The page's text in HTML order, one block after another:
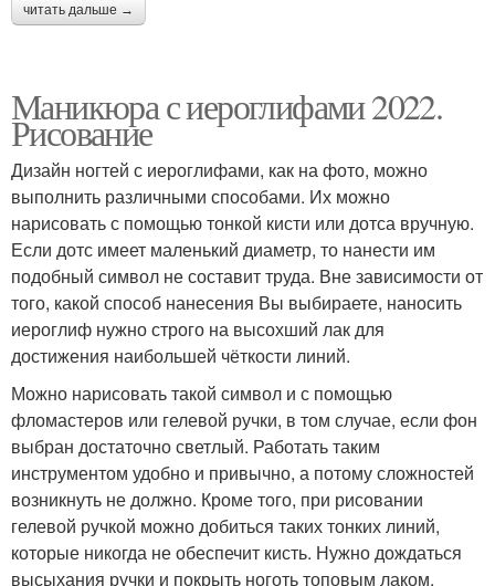
читать дальше →
Маникюра с иероглифами 2022.
Рисование
Дизайн ногтей с иероглифами, как на фото, можно
выполнить различными способами. Их можно
нарисовать с помощью тонкой кисти или дотса вручную.
Если дотс имеет маленький диаметр, то нанести им
подобный символ не составит труда. Вне зависимости от
того, какой способ нанесения Вы выбираете, наносить
иероглиф нужно строго на высохший лак для
достижения наибольшей чёткости линий.
Можно нарисовать такой символ и с помощью
фломастеров или гелевой ручки, в том случае, если фон
выбран достаточно светлый. Работать таким
инструментом удобно и привычно, а потому сложностей
возникнуть не должно. Кроме того, при рисовании
гелевой ручкой можно добиться таких тонких линий,
которые никогда не обеспечит кисть. Нужно дождаться
высыхания ручки и покрыть ноготь топовым лаком.